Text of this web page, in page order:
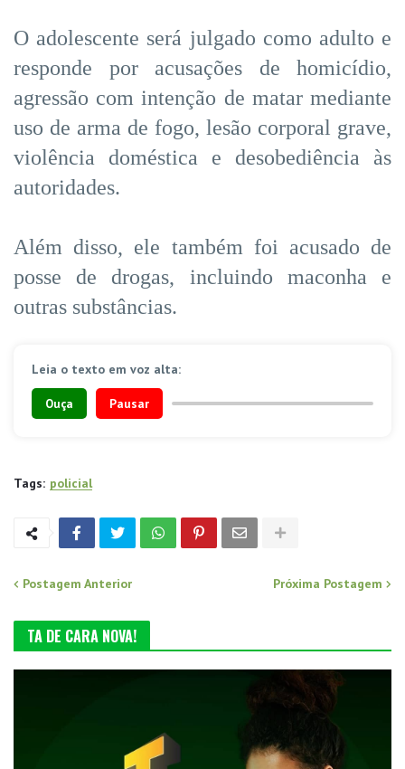
O adolescente será julgado como adulto e
responde por acusações de homicídio,
agressão com intenção de matar mediante
uso de arma de fogo, lesão corporal grave,
violência doméstica e desobediência às
autoridades.
Além disso, ele também foi acusado de
posse de drogas, incluindo maconha e
outras substâncias.
Leia o texto em voz alta:
Ouça Pausar
Tags: policial
Postagem Anterior Próxima Postagem
TA DE CARA NOVA!